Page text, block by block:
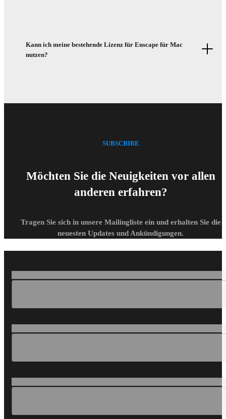
Kann ich meine bestehende Lizenz für Enscape für Mac
nutzen?
Möchten Sie die Neuigkeiten vor allen
anderen erfahren?
SUBSCRIBE
Tragen Sie sich in unsere Mailingliste ein und erhalten Sie die
neuesten Updates und Ankündigungen.